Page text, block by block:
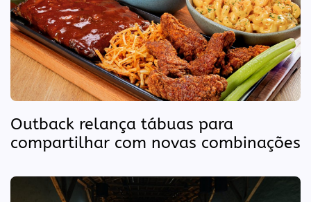
Outback relança tábuas para
compartilhar com novas combinações